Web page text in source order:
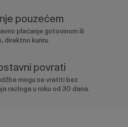
pouzećem
plaćanje gotovinom ili
direktno kuriru.
povrati
mogu se vratiti bez
razloga u roku od 30 dana.